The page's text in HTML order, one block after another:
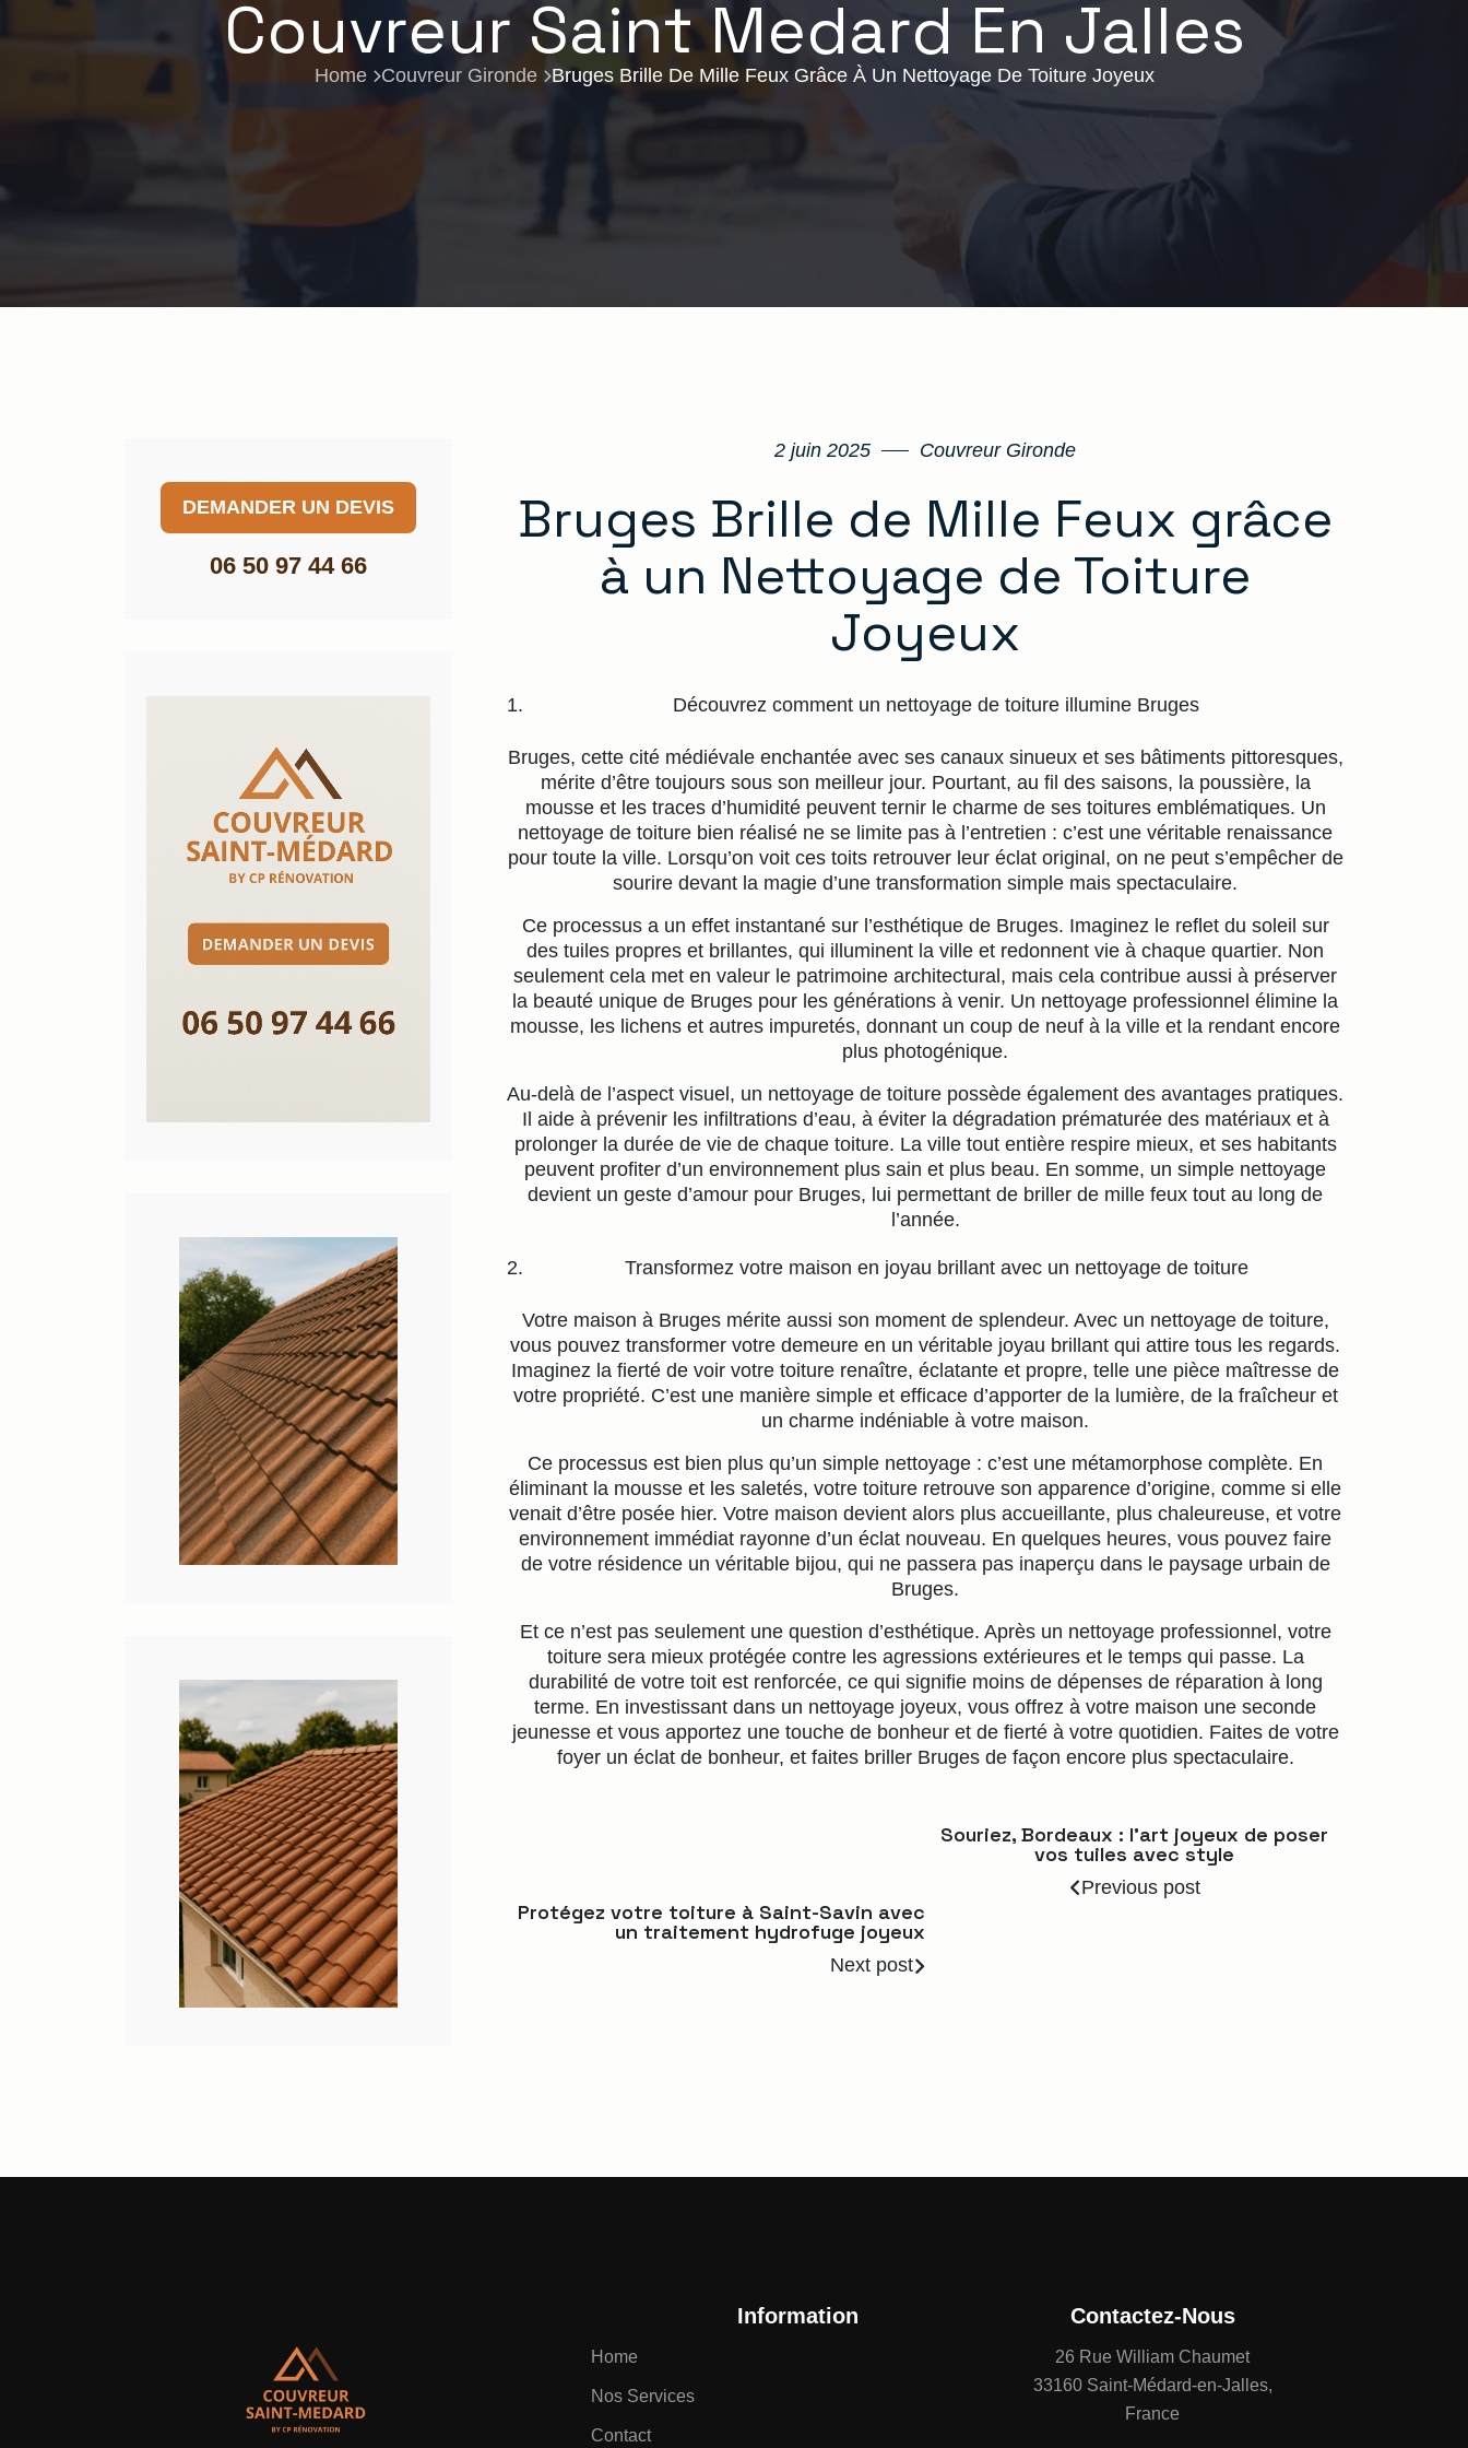
Couvreur Saint Medard En Jalles
Home Couvreur Gironde Bruges Brille De Mille Feux Grâce À Un Nettoyage De Toiture Joyeux
DEMANDER UN DEVIS
06 50 97 44 66
2 juin 2025 Couvreur Gironde
Bruges Brille de Mille Feux grâce
à un Nettoyage de Toiture
Joyeux
Découvrez comment un nettoyage de toiture illumine Bruges
Bruges, cette cité médiévale enchantée avec ses canaux sinueux et ses bâtiments pittoresques,
mérite d’être toujours sous son meilleur jour. Pourtant, au fil des saisons, la poussière, la
mousse et les traces d’humidité peuvent ternir le charme de ses toitures emblématiques. Un
nettoyage de toiture bien réalisé ne se limite pas à l’entretien : c’est une véritable renaissance
pour toute la ville. Lorsqu’on voit ces toits retrouver leur éclat original, on ne peut s’empêcher de
sourire devant la magie d’une transformation simple mais spectaculaire.
Ce processus a un effet instantané sur l’esthétique de Bruges. Imaginez le reflet du soleil sur
des tuiles propres et brillantes, qui illuminent la ville et redonnent vie à chaque quartier. Non
seulement cela met en valeur le patrimoine architectural, mais cela contribue aussi à préserver
la beauté unique de Bruges pour les générations à venir. Un nettoyage professionnel élimine la
mousse, les lichens et autres impuretés, donnant un coup de neuf à la ville et la rendant encore
plus photogénique.
Au-delà de l’aspect visuel, un nettoyage de toiture possède également des avantages pratiques.
Il aide à prévenir les infiltrations d’eau, à éviter la dégradation prématurée des matériaux et à
prolonger la durée de vie de chaque toiture. La ville tout entière respire mieux, et ses habitants
peuvent profiter d’un environnement plus sain et plus beau. En somme, un simple nettoyage
devient un geste d’amour pour Bruges, lui permettant de briller de mille feux tout au long de
l’année.
Transformez votre maison en joyau brillant avec un nettoyage de toiture
Votre maison à Bruges mérite aussi son moment de splendeur. Avec un nettoyage de toiture,
vous pouvez transformer votre demeure en un véritable joyau brillant qui attire tous les regards.
Imaginez la fierté de voir votre toiture renaître, éclatante et propre, telle une pièce maîtresse de
votre propriété. C’est une manière simple et efficace d’apporter de la lumière, de la fraîcheur et
un charme indéniable à votre maison.
Ce processus est bien plus qu’un simple nettoyage : c’est une métamorphose complète. En
éliminant la mousse et les saletés, votre toiture retrouve son apparence d’origine, comme si elle
venait d’être posée hier. Votre maison devient alors plus accueillante, plus chaleureuse, et votre
environnement immédiat rayonne d’un éclat nouveau. En quelques heures, vous pouvez faire
de votre résidence un véritable bijou, qui ne passera pas inaperçu dans le paysage urbain de
Bruges.
Et ce n’est pas seulement une question d’esthétique. Après un nettoyage professionnel, votre
toiture sera mieux protégée contre les agressions extérieures et le temps qui passe. La
durabilité de votre toit est renforcée, ce qui signifie moins de dépenses de réparation à long
terme. En investissant dans un nettoyage joyeux, vous offrez à votre maison une seconde
jeunesse et vous apportez une touche de bonheur et de fierté à votre quotidien. Faites de votre
foyer un éclat de bonheur, et faites briller Bruges de façon encore plus spectaculaire.
Souriez, Bordeaux : l’art joyeux de poser
vos tuiles avec style
Previous post
Protégez votre toiture à Saint-Savin avec
un traitement hydrofuge joyeux
Next post
Information
Home
Nos Services
Contact
Contactez-Nous
26 Rue William Chaumet
33160 Saint-Médard-en-Jalles,
France